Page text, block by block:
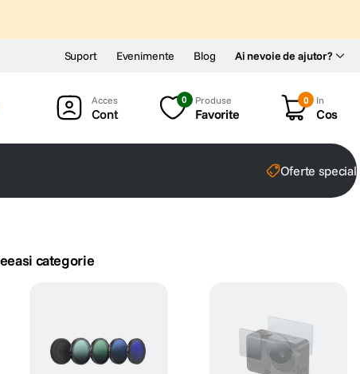
Ai nevoie de ajutor?
Suport Evenimente Blog
Cont
0 Produse
Favorite
0 In
Cos
Oferte
categorie